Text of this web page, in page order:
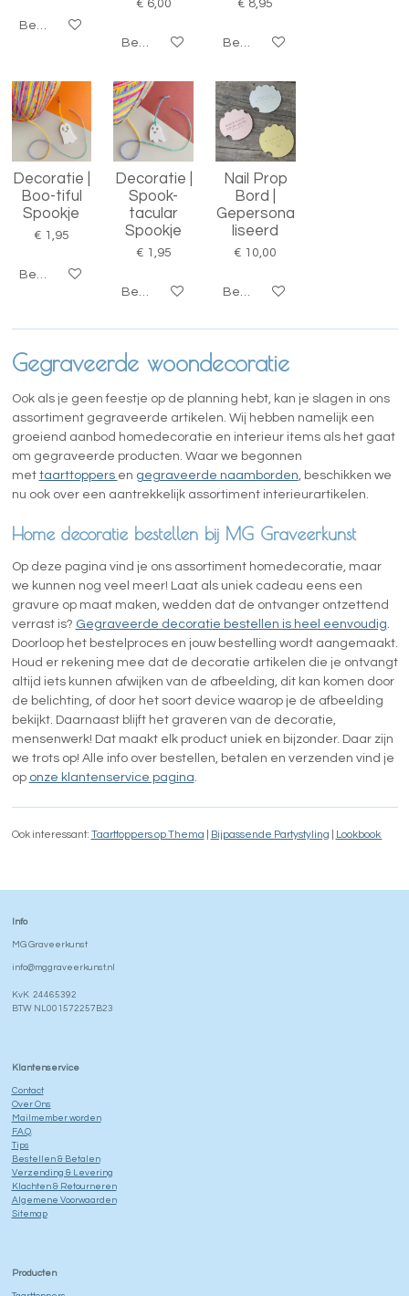
Bekijk details
€ 6,00
Bekijk details
€ 8,95
Bekijk details
Decoratie |
Boo-tiful
Spookje
€ 1,95
Bekijk details
Decoratie |
Spook-
tacular
Spookje
€ 1,95
Bekijk details
Nail Prop
Bord |
Gepersona
liseerd
€ 10,00
Bekijk details
Gegraveerde woondecoratie
Ook als je geen feestje op de planning hebt, kan je slagen in ons
assortiment gegraveerde artikelen. Wij hebben namelijk een
groeiend aanbod homedecoratie en interieur items als het gaat
om gegraveerde producten. Waar we begonnen
met taarttoppers en gegraveerde naamborden , beschikken we
nu ook over een aantrekkelijk assortiment interieurartikelen.
Home decoratie bestellen bij MG Graveerkunst
Op deze pagina vind je ons assortiment homedecoratie, maar
we kunnen nog veel meer! Laat als uniek cadeau eens een
gravure op maat maken, wedden dat de ontvanger ontzettend
verrast is? Gegraveerde decoratie bestellen is heel eenvoudig
Doorloop het bestelproces en jouw bestelling wordt aangemaakt.
Houd er rekening mee dat de decoratie artikelen die je ontvangt
altijd iets kunnen afwijken van de afbeelding, dit kan komen door
de belichting, of door het soort device waarop je de afbeelding
bekijkt. Daarnaast blijft het graveren van de decoratie,
mensenwerk! Dat maakt elk product uniek en bijzonder. Daar zijn
we trots op! Alle info over bestellen, betalen en verzenden vind je
op onze klantenservice pagina
Ook interessant: Taarttoppers op Thema Bijpassende Partystyling Lookbook
Info
MG Graveerkunst
info@mggraveerkunst.nl
KvK 24465392
BTW NL001572257B23
Klantenservice
Contact
Over Ons
Mailmember worden
F.A.Q.
Tips
Bestellen & Betalen
Verzending & Levering
Klachten & Retourneren
Algemene Voorwaarden
Sitemap
Producten